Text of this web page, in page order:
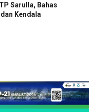
Sarulla, Bahas
Kendala